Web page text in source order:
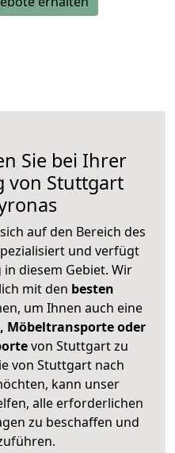
Sie bei Ihrer
von Stuttgart
auf den Bereich des
und verfügt
diesem Gebiet. Wir
mit den besten
um Ihnen auch eine
Möbeltransporte oder
von Stuttgart zu
von Stuttgart nach
kann unser
alle erforderlichen
zu beschaffen und